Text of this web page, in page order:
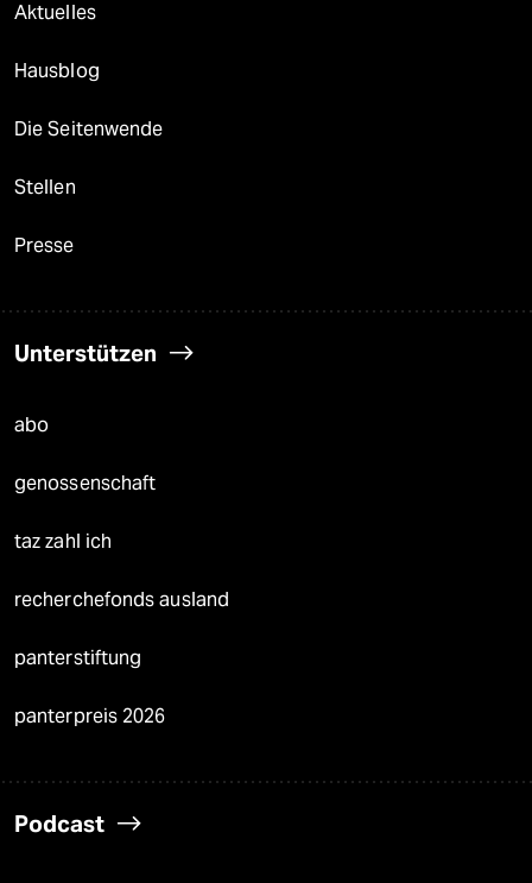
Aktuelles
Hausblog
Die Seitenwende
Stellen
Presse
Unterstützen
abo
genossenschaft
taz zahl ich
recherchefonds ausland
panterstiftung
panterpreis 2026
Podcast